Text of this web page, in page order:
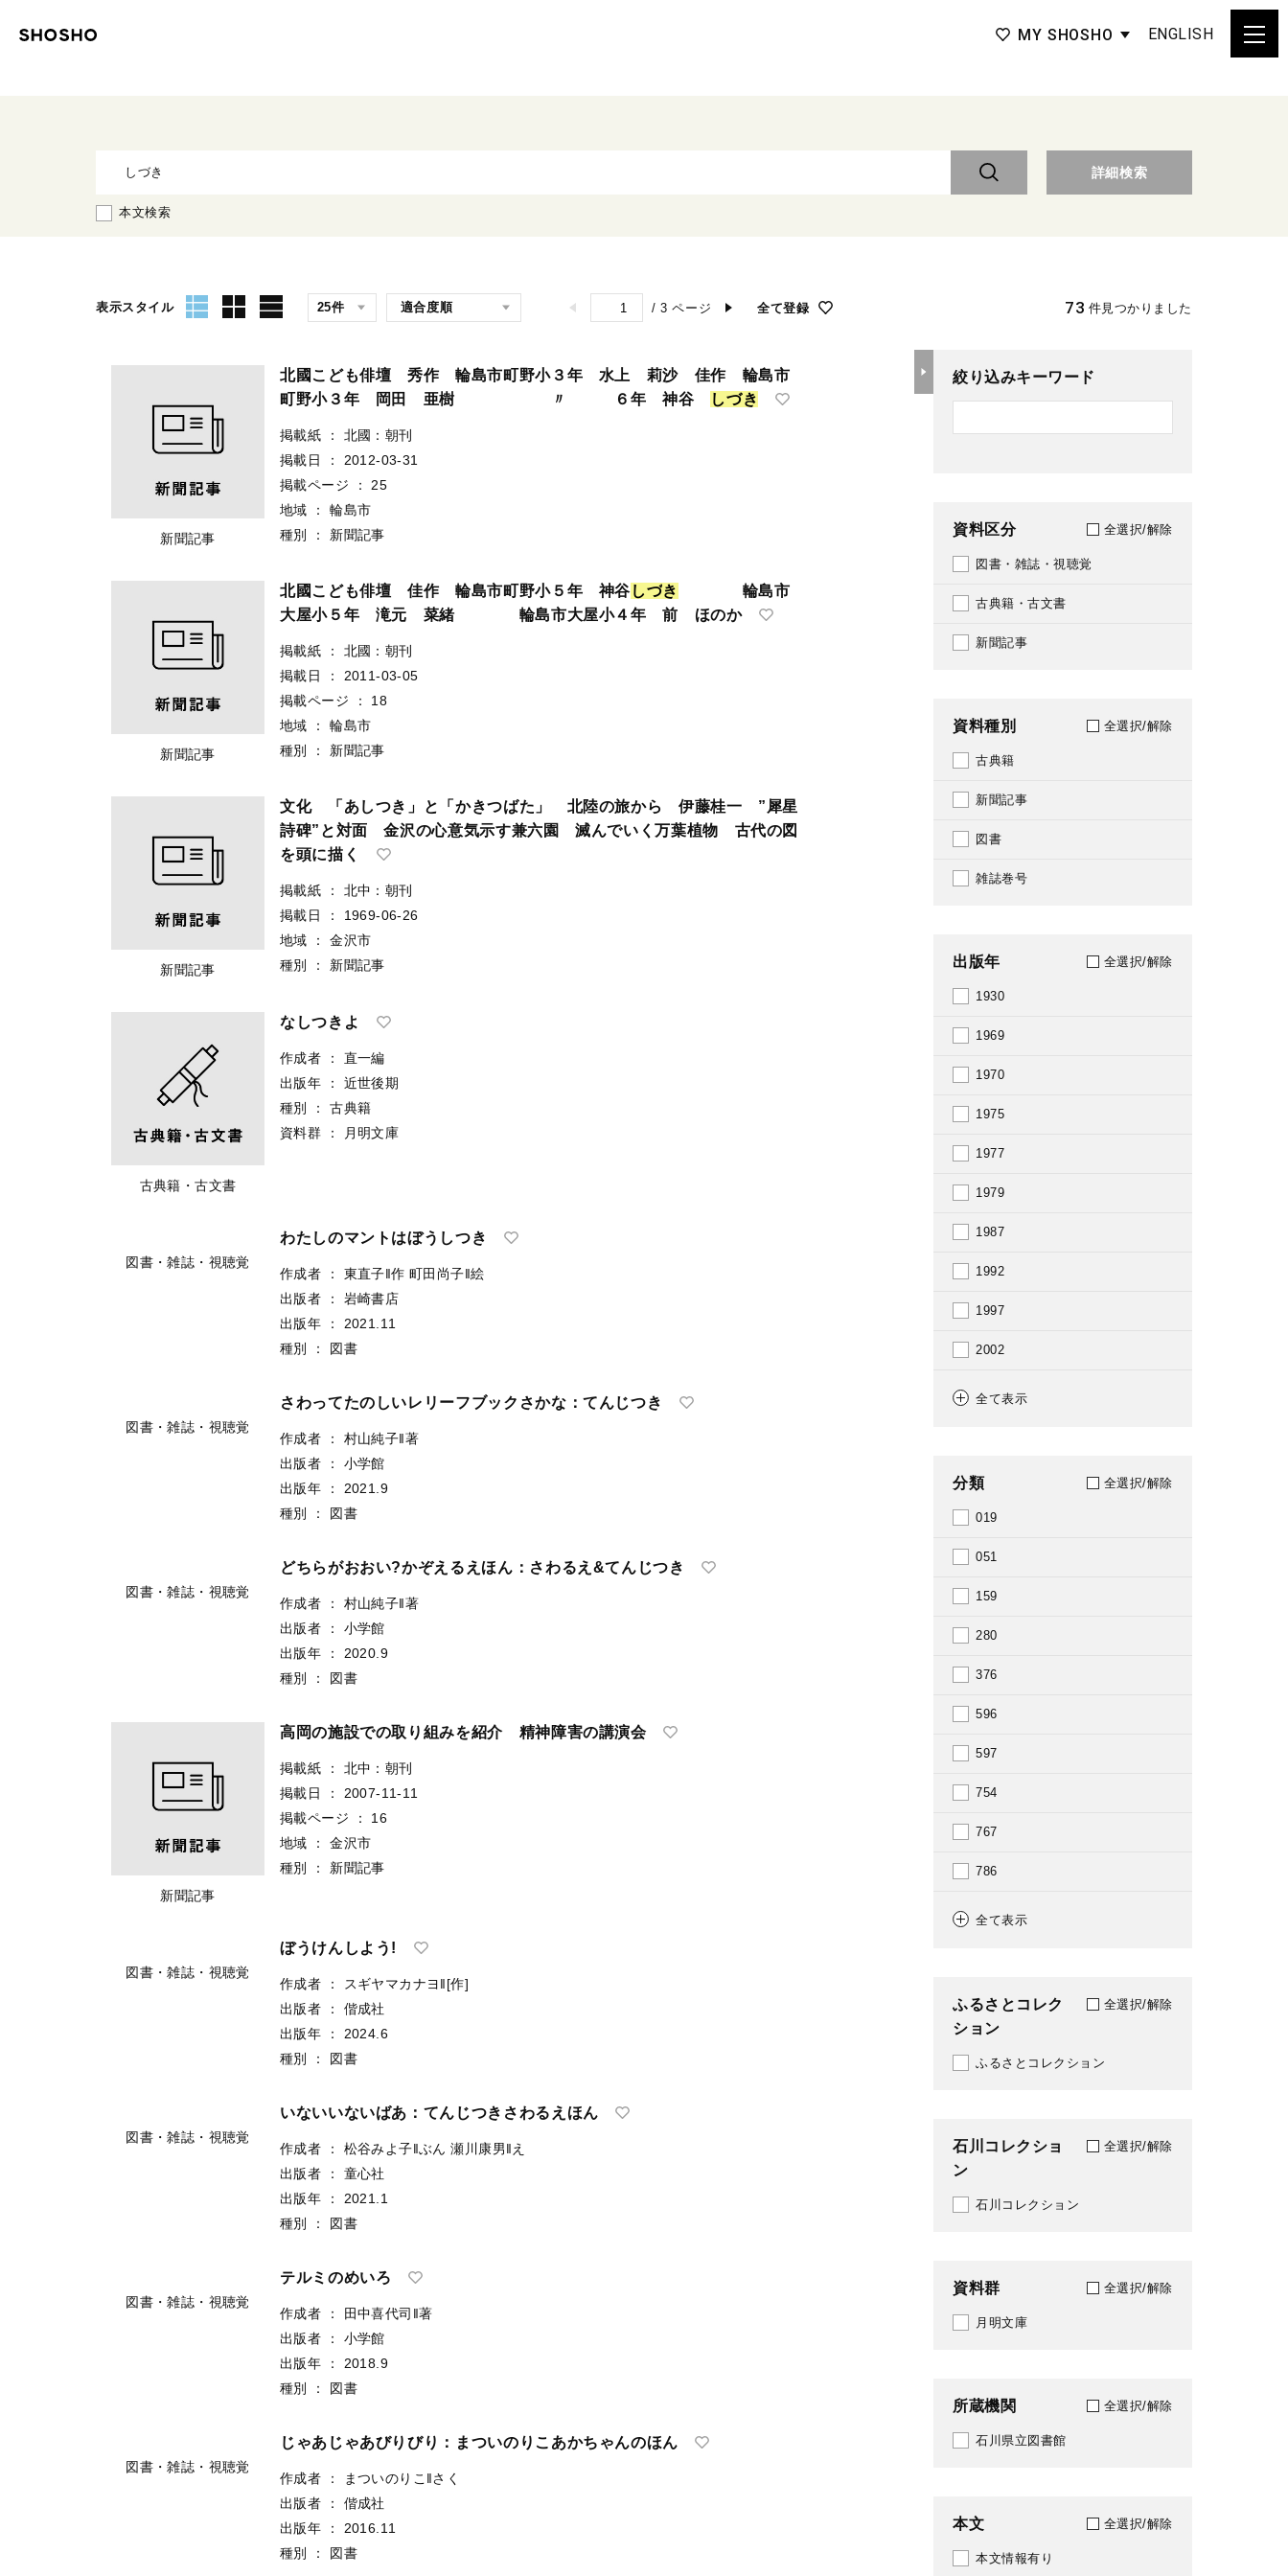
MY SHOSHO ENGLISH
詳細検索
本文検索
表示スタイル / 3 ページ 全て登録 73 件見つかりました
新聞記事
北國こども俳壇 秀作 輪島市町野小３年 水上 莉沙 佳作 輪島市
町野小３年 岡田 亜樹 〃 ６年 神谷
しづき
掲載紙 ：
北國：朝刊
掲載日
：
2012-03-31
掲載ページ
：
25
地域
：
輪島市
種別
： 新聞記事
新聞記事
北國こども俳壇 佳作 輪島市町野小５年 神谷 しづき
輪島市
大屋小５年 滝元 菜緒 輪島市大屋小４年 前 ほのか
掲載紙 ：
北國：朝刊
掲載日
：
2011-03-05
掲載ページ
：
18
地域
：
輪島市
種別
： 新聞記事
新聞記事
文化 「あしつき」と「かきつばた」 北陸の旅から 伊藤桂一 ”犀星
詩碑”と対面 金沢の心意気示す兼六園 滅んでいく万葉植物 古代の図
を頭に描く
掲載紙 ：
北中：朝刊
掲載日
：
1969-06-26
地域
：
金沢市
種別
： 新聞記事
古典籍・古文書
なしつきよ
作成者 ：
直一編
出版年
：
近世後期
種別
：
古典籍
資料群
： 月明文庫
わたしのマントはぼうしつき
作成者 ： 東直子‖作 町田尚子‖絵
出版者
：
岩崎書店
出版年
：
2021.11
種別
： 図書
さわってたのしいレリーフブックさかな：てんじつき
作成者 ：
村山純子‖著
出版者
： 小学館
種別 ： 図書
どちらがおおい?かぞえるえほん：さわるえ&てんじつき
出版者 ： 小学館
種別 ： 図書
掲載日 ：
2007-11-11
地域 ：
金沢市
種別 ： 新聞記事
いないいないばあ：てんじつきさわるえほん
テルミのめいろ
絞り込みキーワード
資料区分 全選択/解除
図書・雑誌・視聴覚
古典籍・古文書
新聞記事
資料種別 全選択/解除
古典籍
新聞記事
図書
雑誌巻号
出版年 全選択/解除
1930
1969
1970
1975
1977
1979
1987
1992
1997
2002
2003
2020
2022
2024
2026
全て表示
分類 全選択/解除
019
051
159
280
376
596
597
754
767
786
809
913
918
全て表示
ふるさとコレク
ション
全選択/解除
ふるさとコレクション
石川コレクショ
ン
全選択/解除
石川コレクション
資料群 全選択/解除
月明文庫
所蔵機関 全選択/解除
石川県立図書館
本文 全選択/解除
本文情報有り